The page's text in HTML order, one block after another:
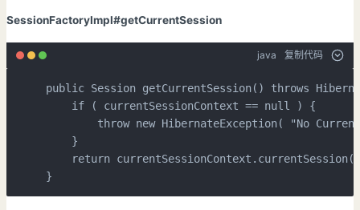
SessionFactoryImpl#getCurrentSession
java 复制代码
public Session getCurrentSession() throws
if ( currentSessionContext == null ) {
throw new HibernateException(
"No
    }
return
}